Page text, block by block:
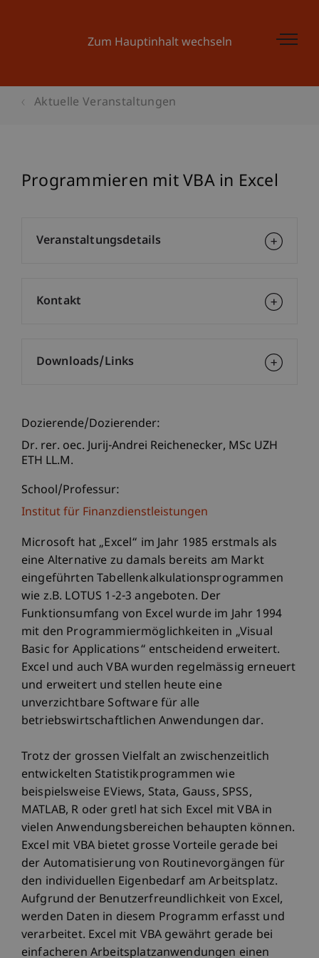
Zum Hauptinhalt wechseln
Aktuelle Veranstaltungen
Programmieren mit VBA in Excel
Dozierende/Dozierender:
Dr. rer. oec. Jurij-Andrei Reichenecker MSc UZH
ETH LL.M.
School/Professur:
Institut für Finanzdienstleistungen
Microsoft hat „Excel“ im Jahr 1985 erstmals als
eine Alternative zu damals bereits am Markt
eingeführten Tabellenkalkulationsprogrammen
wie z.B. LOTUS 1-2-3 angeboten. Der
Funktionsumfang von Excel wurde im Jahr 1994
mit den Programmiermöglichkeiten in „Visual
Basic for Applications“ entscheidend erweitert.
Excel und auch VBA wurden regelmässig erneuert
und erweitert und stellen heute eine
unverzichtbare Software für alle
betriebswirtschaftlichen Anwendungen dar.
Trotz der grossen Vielfalt an zwischenzeitlich
entwickelten Statistikprogrammen wie
beispielsweise EViews, Stata, Gauss, SPSS,
MATLAB, R oder gretl hat sich Excel mit VBA in
vielen Anwendungsbereichen behaupten können.
Excel mit VBA bietet grosse Vorteile gerade bei
der Automatisierung von Routinevorgängen für
den individuellen Eigenbedarf am Arbeitsplatz.
Aufgrund der Benutzerfreundlichkeit von Excel,
werden Daten in diesem Programm erfasst und
verarbeitet. Excel mit VBA gewährt gerade bei
einfacheren Arbeitsplatzanwendungen einen
Veranstaltungsdetails
Kontakt
Downloads/Links